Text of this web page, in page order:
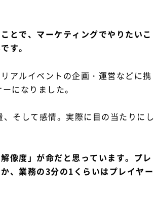
とで、マーケティングでやりたいこ
す。
アルイベントの企画・運営などに携
になりました。
そして感情。実際に目の当たりにし
像度」が命だと思っています。プレ
、業務の3分の1くらいはプレイヤー